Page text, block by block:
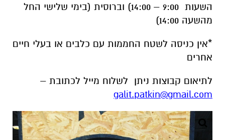
השעות 9:00 – 14:00) וברוסית (בימי שלישי החל
מהשעה 14:00)
*אין כניסה לשטח החממות עם כלבים או בעלי חיים
אחרים
לתיאום קבוצות ניתן לשלוח מייל לכתובת –
galit.patkin@gmail.com